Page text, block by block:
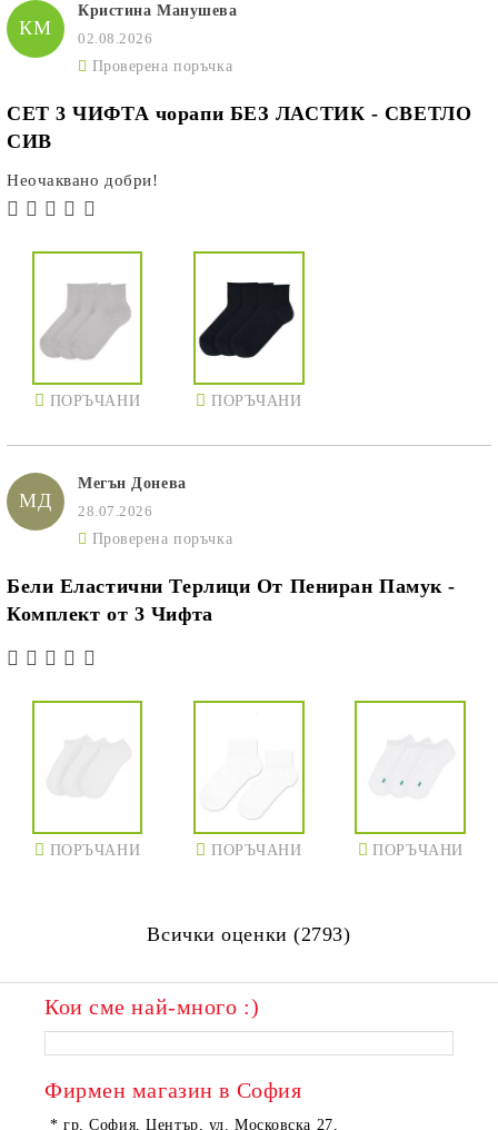
КМ
Кристина Манушева
02.08.2026
Проверена поръчка
СЕТ 3 ЧИФТА чорапи БЕЗ ЛАСТИК - СВЕТЛО
СИВ
Неочаквано добри!
ПОРЪЧАНИ ПОРЪЧАНИ
МД
Мегън Донева
28.07.2026
Проверена поръчка
Бели Еластични Терлици От Пениран Памук -
Комплект от 3 Чифта
ПОРЪЧАНИ ПОРЪЧАНИ ПОРЪЧАНИ
Всички оценки (2793)
Кои сме най-много :)
Фирмен магазин в София
* гр. София, Център, ул. Московска 27,